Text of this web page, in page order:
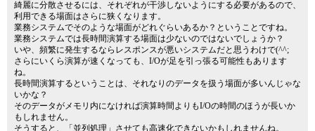
綺麗に分散させるには、それぞれが干渉しないようにする必要があるので、
利用できる場面はさらに狭くなります。
業務システムでそのような場面がどれぐらいあるか？ということですね。
業務システムでは長時間演算する場面は少ないのではないでしょうか？
いや、頻繁に発生するならレスポンスが悪いシステムだと思うわけで(^^;
さらにいくら演算が速くなっても、I/Oが足を引っ張る可能性もあります
ね。
長時間演算するということは、それなりのデータを扱う場面が多いんじゃな
いかな？
そのデータがメモリ内になければ演算時間よりもI/Oの時間のほうが長いか
もしれません。
そうすると、「並列処理」させても高速化できないかもしれませんね。